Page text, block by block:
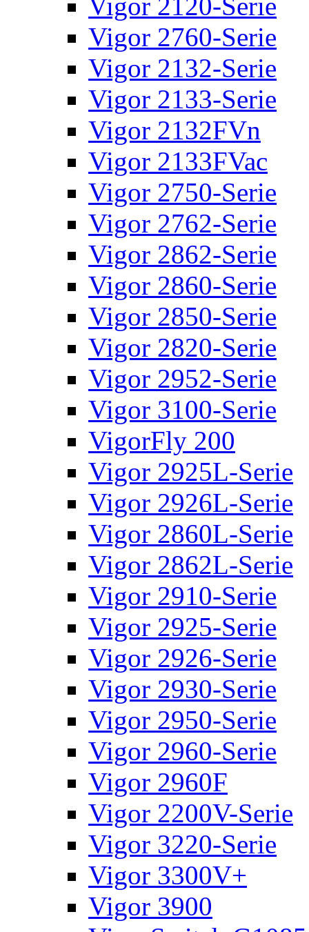
Vigor 2760-Serie
Vigor 2132-Serie
Vigor 2133-Serie
Vigor 2132FVn
Vigor 2133FVac
Vigor 2750-Serie
Vigor 2762-Serie
Vigor 2862-Serie
Vigor 2860-Serie
Vigor 2850-Serie
Vigor 2820-Serie
Vigor 2952-Serie
Vigor 3100-Serie
VigorFly 200
Vigor 2925L-Serie
Vigor 2926L-Serie
Vigor 2860L-Serie
Vigor 2862L-Serie
Vigor 2910-Serie
Vigor 2925-Serie
Vigor 2926-Serie
Vigor 2930-Serie
Vigor 2950-Serie
Vigor 2960-Serie
Vigor 2960F
Vigor 2200V-Serie
Vigor 3220-Serie
Vigor 3300V+
Vigor 3900